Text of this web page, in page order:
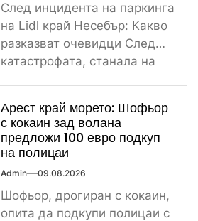
След инцидента на паркинга
на Lidl край Несебър: Какво
разказват очевидци След
катастрофата, станала на
Арест край морето: Шофьор
с кокаин зад волана
предложи 100 евро подкуп
на полицаи
Admin 09.08.2026
Шофьор, дрогиран с кокаин,
опита да подкупи полицаи с